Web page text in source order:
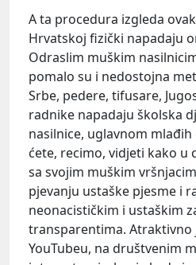
A ta procedura izgleda
Hrvatskoj fizički napadaju
Odraslim muškim
pomalo su i nedostojna
Srbe, pedere, tifusare,
radnike napadaju školska
nasilnice, uglavnom
ćete, recimo, vidjeti kako u
sa svojim muškim
pjevanju ustaške pjesme i
neonacističkim i ustaškim
transparentima. Atraktivno
YouTubeu, na društvenim